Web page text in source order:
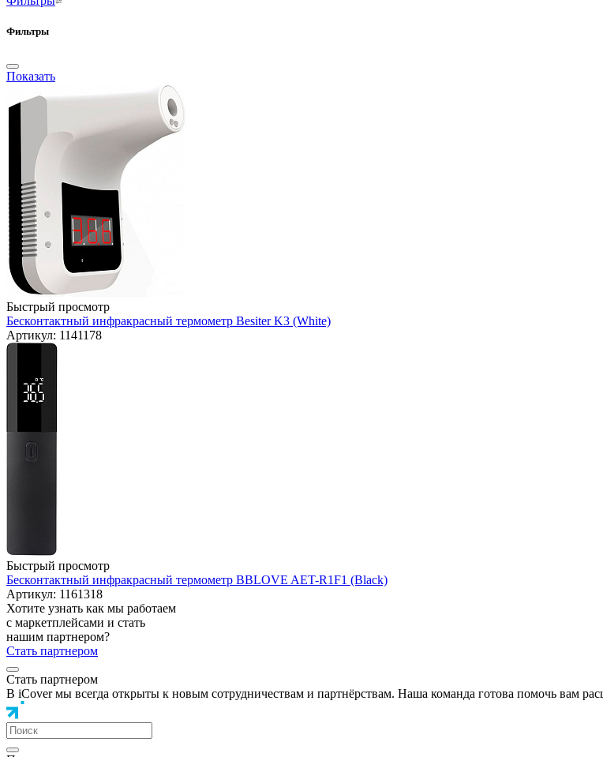
Фильтры
Показать
Быстрый просмотр
Бесконтактный инфракрасный термометр Besiter K3 (White)
Артикул: 1141178
Быстрый просмотр
Бесконтактный инфракрасный термометр BBLOVE AET-R1F1 (Black)
Артикул: 1161318
Хотите узнать как мы работаем
с маркетплейсами и стать
нашим партнером?
Стать партнером
Стать партнером
В iCover мы всегда открыты к новым сотрудничествам и партнёрствам. Наша команда готова помочь вам